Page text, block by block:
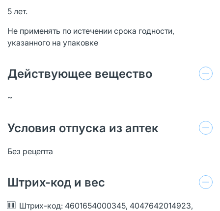
5 лет.
Не применять по истечении срока годности,
указанного на упаковке
Действующее вещество
~
Условия отпуска из аптек
Без рецепта
Штрих-код и вес
Штрих-код: 4601654000345, 4047642014923,